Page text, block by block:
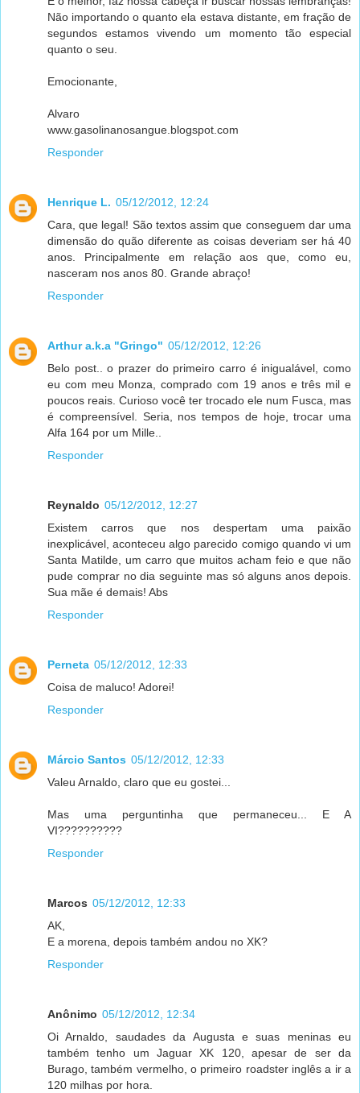
Não importando o quanto ela estava distante, em fração de
segundos estamos vivendo um momento tão especial
quanto o seu.
Emocionante,
Alvaro
www.gasolinanosangue.blogspot.com
Responder
Henrique L. 05/12/2012, 12:24
Cara, que legal! São textos assim que conseguem dar uma
dimensão do quão diferente as coisas deveriam ser há 40
anos. Principalmente em relação aos que, como eu,
nasceram nos anos 80. Grande abraço!
Responder
Arthur a.k.a "Gringo" 05/12/2012, 12:26
Belo post.. o prazer do primeiro carro é inigualável, como
eu com meu Monza, comprado com 19 anos e três mil e
poucos reais. Curioso você ter trocado ele num Fusca, mas
é compreensível. Seria, nos tempos de hoje, trocar uma
Alfa 164 por um Mille..
Responder
Reynaldo 05/12/2012, 12:27
Existem carros que nos despertam uma paixão
inexplicável, aconteceu algo parecido comigo quando vi um
Santa Matilde, um carro que muitos acham feio e que não
pude comprar no dia seguinte mas só alguns anos depois.
Sua mãe é demais! Abs
Responder
Perneta 05/12/2012, 12:33
Coisa de maluco! Adorei!
Responder
Márcio Santos 05/12/2012, 12:33
Valeu Arnaldo, claro que eu gostei...
Mas uma perguntinha que permaneceu... E A
VI??????????
Responder
Marcos 05/12/2012, 12:33
AK,
E a morena, depois também andou no XK?
Responder
Anônimo 05/12/2012, 12:34
Oi Arnaldo, saudades da Augusta e suas meninas eu
também tenho um Jaguar XK 120, apesar de ser da
Burago, também vermelho, o primeiro roadster inglês a ir a
120 milhas por hora.